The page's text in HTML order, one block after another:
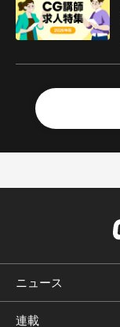
ニュース
連載